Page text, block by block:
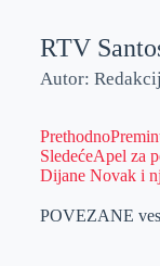
RTV
Autor:
Prethodno
SledećeApel za
Dijane Novak i
POVEZANE